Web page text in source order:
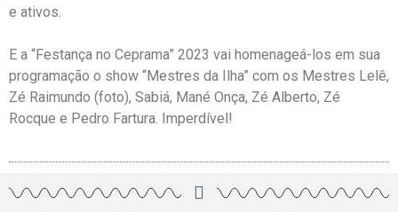
e ativos.
E a “Festança no Ceprama” 2023 vai homenageá-los em sua
programação o show “Mestres da Ilha” com os Mestres Lelê,
Zé Raimundo (foto), Sabiá, Mané Onça, Zé Alberto, Zé
Rocque e Pedro Fartura. Imperdível!